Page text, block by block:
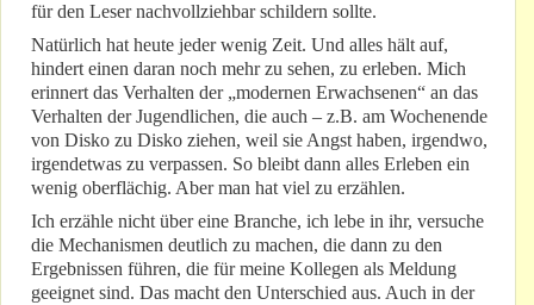
für den Leser nachvollziehbar schildern sollte.
Natürlich hat heute jeder wenig Zeit. Und alles hält auf,
hindert einen daran noch mehr zu sehen, zu erleben. Mich
erinnert das Verhalten der „modernen Erwachsenen“ an das
Verhalten der Jugendlichen, die auch – z.B. am Wochenende
von Disko zu Disko ziehen, weil sie Angst haben, irgendwo,
irgendetwas zu verpassen. So bleibt dann alles Erleben ein
wenig oberflächig. Aber man hat viel zu erzählen.
Ich erzähle nicht über eine Branche, ich lebe in ihr, versuche
die Mechanismen deutlich zu machen, die dann zu den
Ergebnissen führen, die für meine Kollegen als Meldung
geeignet sind. Das macht den Unterschied aus. Auch in der